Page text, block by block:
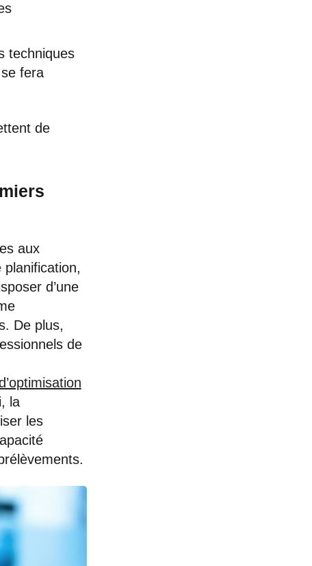
techniques
fera
de
aux
planification,
d’une
De plus,
de
la
les